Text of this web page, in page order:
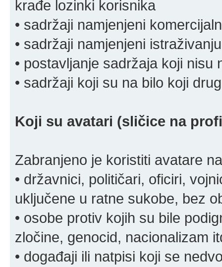
krađe lozinki korisnika
• sadržaji namjenjeni
• sadržaji namjenjeni
• postavljanje sadržaja koji
• sadržaji koji su na bilo koji
Koji su avatari (sličice na
Zabranjeno je koristiti avatare
• državnici, političari, oficiri,
uključene u ratne sukobe, bez
• osobe protiv kojih su bile
zločine, genocid, nacionalizam
• događaji ili natpisi koji se